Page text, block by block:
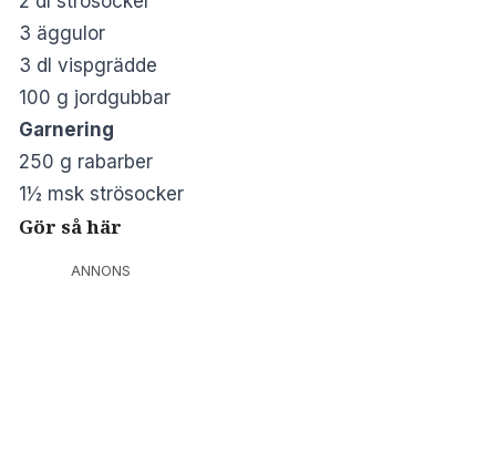
3 äggulor
3 dl vispgrädde
100 g jordgubbar
Garnering
250 g rabarber
1½ msk strösocker
Gör så här
ANNONS